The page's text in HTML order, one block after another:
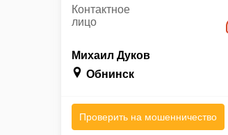
Контактное
лицо
Михаил Дуков
Обнинск
Проверить на мошенничество